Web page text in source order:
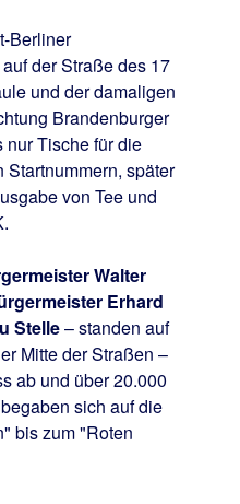
Berliner
der Straße des 17
und der damaligen
Brandenburger
nur Tische für die
später
von Tee und
Walter
Erhard
Stelle– standen auf
Mitte der Straßen –
ab und über 20.000
sich auf die
bis zum "Roten